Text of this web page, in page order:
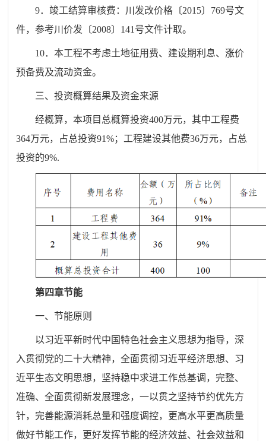
9．竣工结算审核费：川发改价格〔2015〕769号文
件，参考川价发〔2008〕141号文件计取。
10．本工程不考虑土地征用费、建设期利息、涨价
预备费及流动资金。
三、投资概算结果及资金来源
经概算，本项目总概算投资400万元，其中工程费
364万元，占总投资91%；工程建设其他费36万元，占总
投资的9%.
第四章节能
一、节能原则
以习近平新时代中国特色社会主义思想为指导，深
入贯彻党的二十大精神，全面贯彻习近平经济思想、习
近平生态文明思想，坚持稳中求进工作总基调，完整、
准确、全面贯彻新发展理念，一以贯之坚持节约优先方
针，完善能源消耗总量和强度调控，更高水平更高质量
做好节能工作，更好发挥节能的经济效益、社会效益和